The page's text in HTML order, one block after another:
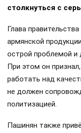
столкнуться с
Глава
армянской
острой проблемой и
При этом он
работать над
не должен
политизацией.
Пашинян также